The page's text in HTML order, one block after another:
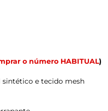
o número HABITUAL)
sintético e tecido mesh